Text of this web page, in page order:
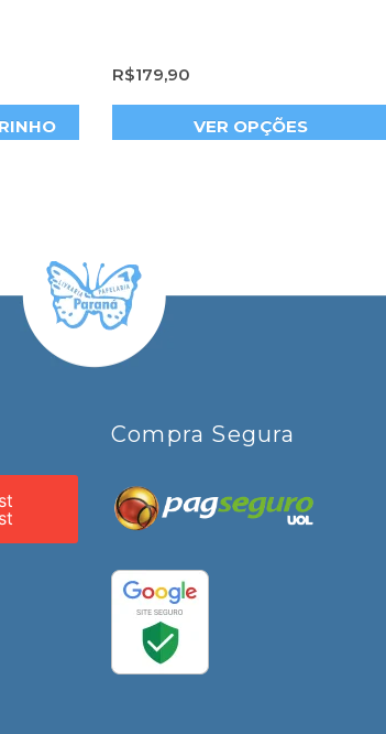
R$179,90
VER OPÇÕES
Compra Segura